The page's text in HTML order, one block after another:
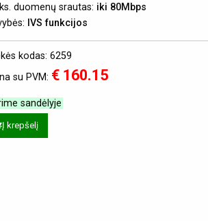
duomenų srautas: iki 80Mbps
IVS funkcijos
kodas: 6259
su PVM: € 160.15
sandėlyje
Į krepšelį